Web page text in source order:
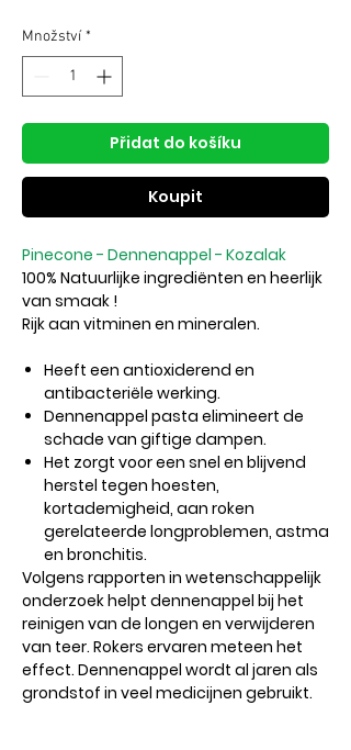
Množství *
Přidat do košíku
Koupit
Pinecone - Dennenappel - Kozalak
100% Natuurlijke ingrediënten en heerlijk
van smaak !
Rijk aan vitminen en mineralen.
Heeft een antioxiderend en
antibacteriële werking.
Dennenappel pasta elimineert de
schade van giftige dampen.
Het zorgt voor een snel en blijvend
herstel tegen hoesten,
kortademigheid, aan roken
gerelateerde longproblemen, astma
en bronchitis.
Volgens rapporten in wetenschappelijk
onderzoek helpt dennenappel bij het
reinigen van de longen en verwijderen
van teer. Rokers ervaren meteen het
effect. Dennenappel wordt al jaren als
grondstof in veel medicijnen gebruikt.